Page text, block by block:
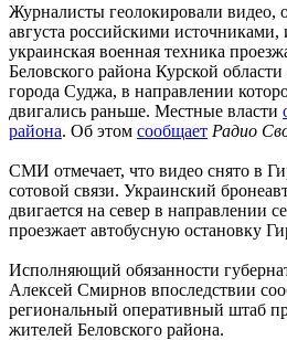
Журналисты геолокировали видео,
августа российскими
украинская военная техника
Беловского района Курской
города Суджа, в направлении
двигались раньше. Местные власти
района. Об этом сообщает Радио
СМИ отмечает, что видео снято в
сотовой связи. Украинский
двигается на север в направлении
проезжает автобусную остановку
Исполняющий обязанности
Алексей Смирнов впоследствии
региональный оперативный штаб
жителей Беловского района.